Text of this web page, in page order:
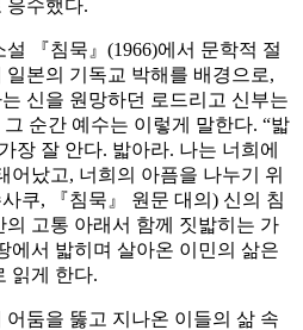
응수했다.
『침묵』(1966)에서 문학적 절
본의 기독교 박해를 배경으로,
신을 원망하던 로드리고 신부는
순간 예수는 이렇게 말한다. “밟
장 잘 안다. 밟아라. 나는 너희에
어났고, 너희의 아픔을 나누기 위
쿠, 『침묵』 원문 대의) 신의 침
고통 아래서 함께 짓밟히는 가
에서 밟히며 살아온 이민의 삶은
읽게 한다.
둠을 뚫고 지나온 이들의 삶 속